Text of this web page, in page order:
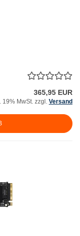
365,95 EUR
19% MwSt. zzgl. Versand